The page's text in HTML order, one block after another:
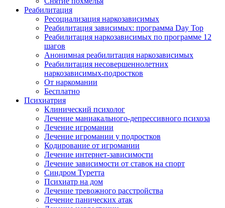
Реабилитация
Ресоциализация наркозависимых
Реабилитация зависимых: программа Day Top
Реабилитация наркозависимых по программе 12
шагов
Анонимная реабилитация наркозависимых
Реабилитация несовершеннолетних
наркозависимых-подростков
От наркомании
Бесплатно
Психиатрия
Клинический психолог
Лечение маниакального-депрессивного психоза
Лечение игромании
Лечение игромании у подростков
Кодирование от игромании
Лечение интернет-зависимости
Лечение зависимости от ставок на спорт
Синдром Туретта
Психиатр на дом
Лечение тревожного расстройства
Лечение панических атак